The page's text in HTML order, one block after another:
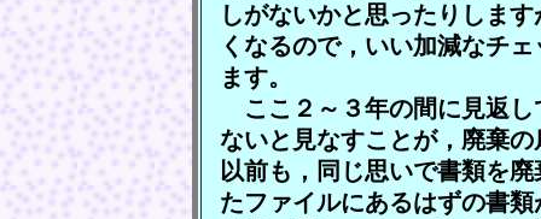
しがないかと思ったりしま
くなるので，いい加減なチ
ます。
ここ２～３年の間に見返し
ないと見なすことが，廃棄
以前も，同じ思いで書類を
たファイルにあるはずの書